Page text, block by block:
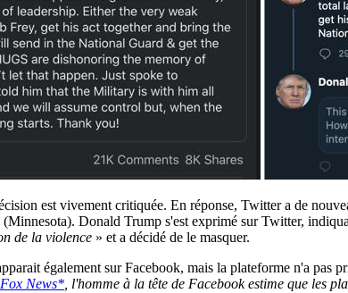
est vivement critiquée. En réponse, Twitter a de
Donald Trump s'est exprimé sur Twitter,
de la violence » et a décidé de le masquer.
également sur Facebook, mais la plateforme n'a
Fox News* , l'homme à la tête de Facebook estime que les